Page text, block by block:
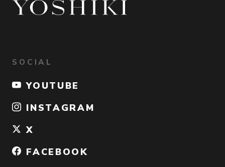
SOCIAL
YOUTUBE
INSTAGRAM
X
FACEBOOK